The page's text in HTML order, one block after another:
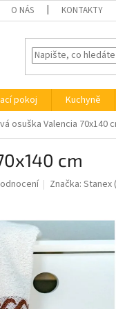
O NÁS KONTAKTY
pokoj Kuchyně
osuška Valencia 70x140
cm
Značka:Stanex